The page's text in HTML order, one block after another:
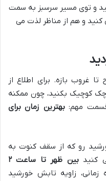
و توی مسیر سرسبز به سمت
و هم از مناظر لذت می
غروب بازه. برای اطلاع از
چک کوچیک بکنید، چون ممکنه
قسمت مهم:بهترین زمان برای
رو که از سقف کنوت به
کنید
بین ظهر تا ساعت ۲
زمانی، زاویه تابش خورشید